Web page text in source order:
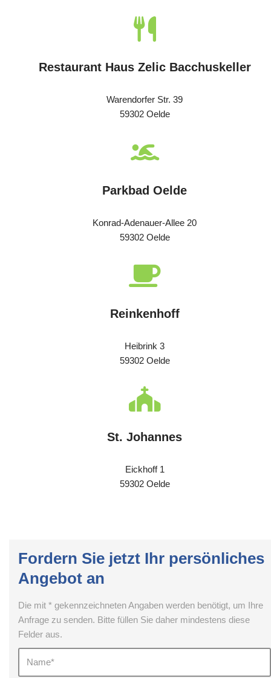
Restaurant Haus Zelic Bacchuskeller
Warendorfer Str. 39
59302 Oelde
Parkbad Oelde
Konrad-Adenauer-Allee 20
59302 Oelde
Reinkenhoff
Heibrink 3
59302 Oelde
St. Johannes
Eickhoff 1
59302 Oelde
Fordern Sie jetzt Ihr persönliches
Angebot an
Die mit * gekennzeichneten Angaben werden benötigt, um Ihre
Anfrage zu senden. Bitte füllen Sie daher mindestens diese
Felder aus.